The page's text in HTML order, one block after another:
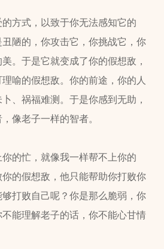
方式，以致于你无法感知它的
陋的，你攻击它，你挑战它，你
。于是它就变成了你的假想敌，
喻的假想敌。你的前途，你的人
、祸福难测。于是你感到无助，
像老子一样的智者。
的忙，就像我一样帮不上你的
的假想敌，他只能帮助你打败你
打败自己呢？你是那么脆弱，你
能理解老子的话，你不能心甘情